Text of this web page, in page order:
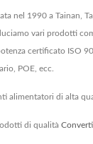
nel 1990 a Tainan,
vari prodotti
certificato ISO
POE, ecc.
alimentatori di alta
di qualità